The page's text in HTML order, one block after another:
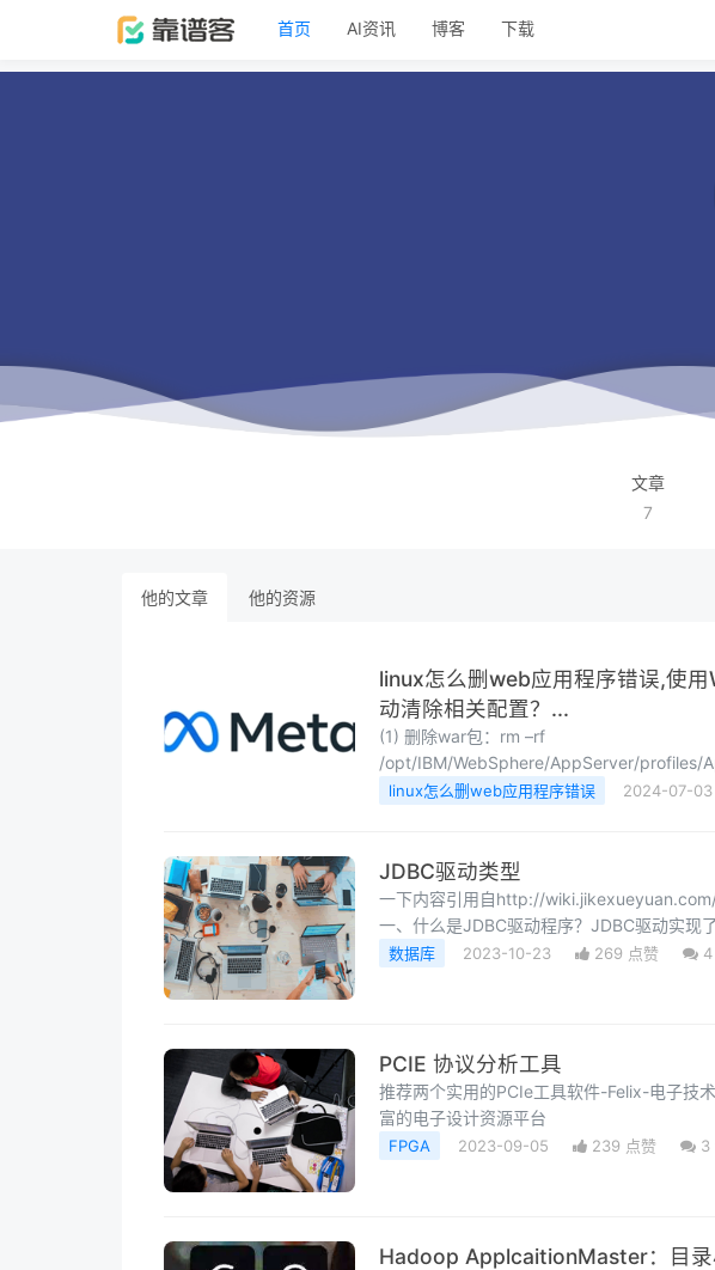
首页 AI资讯 博客 下载
文章
7
他的文章 他的资源
linux怎么删web应用程序错误,使
动清除相关配置？...
(1) 删除war包：rm –rf
/opt/IBM/WebSphere/AppServer/profiles/
删除对应的配置文件：rm –rf /opt/IBM/
linux怎么删web应用程序错误 2024-07-03
JDBC驱动类型
一下内容引用自http://
一、什么是JDBC驱动程序？JDBC驱动实现
用于与数据库服务器进行交互。例如，使用
数据库 2023-10-23 269 点赞 4
PCIE 协议分析工具
推荐两个实用的PCIe工具软件-Felix-电子技
富的电子设计资源平台
FPGA 2023-09-05 239 点赞 3
Hadoop ApplcaitionMaster：目